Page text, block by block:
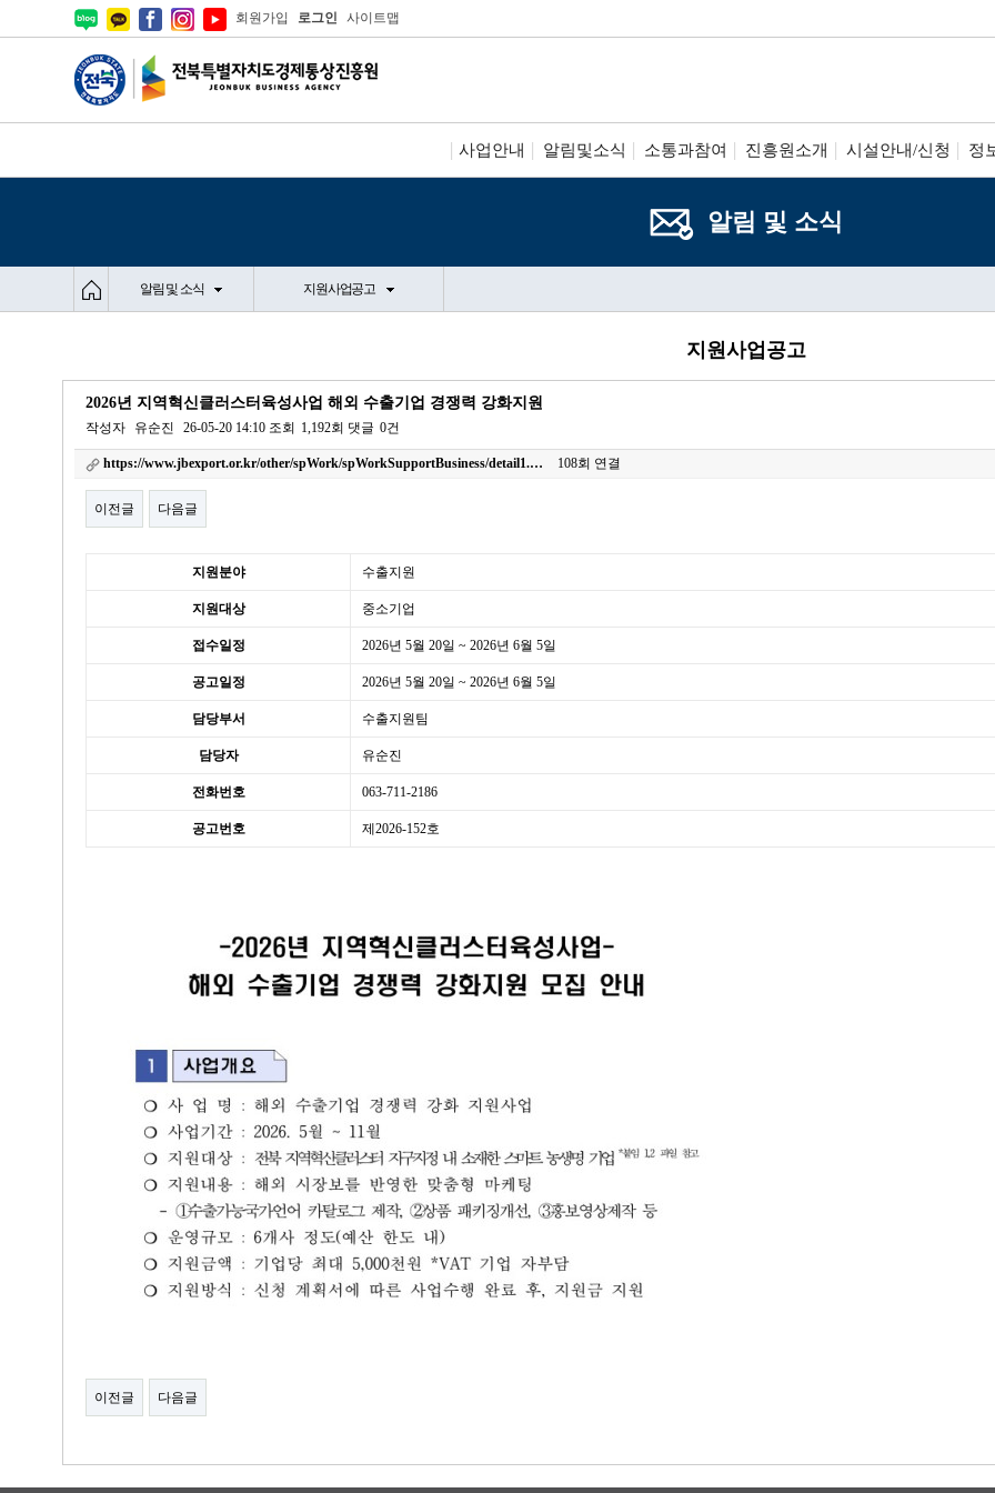
회원가입 로그인 사이트맵
사업안내 알림및소식 소통과참여 진흥원소개 시설안내/신청 정
알림 및 소식
알림 및 소식 지원사업공고
지원사업공고
2026년 지역혁신클러스터육성사업 해외 수출기업 경쟁력 강화지원
작성자 유순진 26-05-20 14:10 조회 1,192회 댓글 0건
https://www.jbexport.or.kr/other/spWork/spWorkSupportBusiness/detail1.… 108회 연결
이전글 다음글
지원분야 수출지원
지원대상 중소기업
접수일정 2026년 5월 20일 ~ 2026년 6월 5일
공고일정 2026년 5월 20일 ~ 2026년 6월 5일
담당부서 수출지원팀
담당자 유순진
전화번호 063-711-2186
공고번호 제2026-152호
이전글 다음글